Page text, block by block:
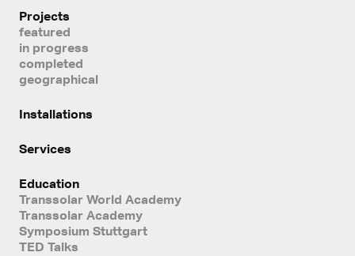
Projects
featured
in progress
completed
geographical
Installations
Services
Education
Transsolar World Academy
Transsolar Academy
Symposium Stuttgart
TED Talks